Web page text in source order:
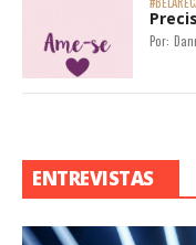
Por:
ENTREVISTAS